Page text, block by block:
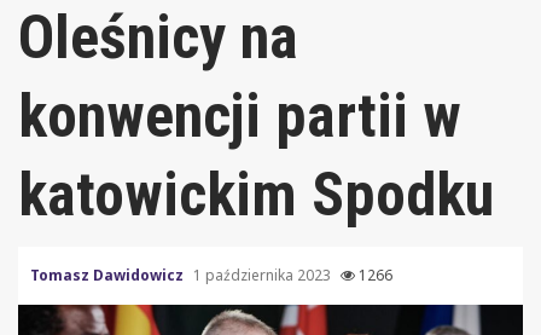
Oleśnicy na
konwencji partii w
katowickim Spodku
Tomasz Dawidowicz 1 października 2023 1266